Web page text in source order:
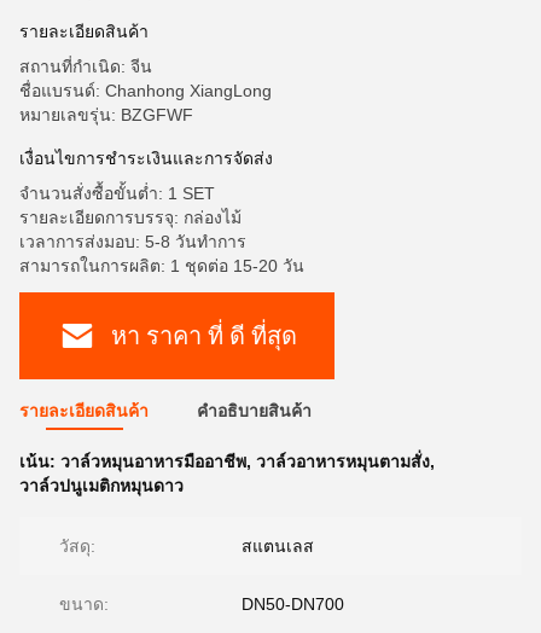
รายละเอียดสินค้า
สถานที่กำเนิด: จีน
ชื่อแบรนด์: Chanhong XiangLong
หมายเลขรุ่น: BZGFWF
เงื่อนไขการชําระเงินและการจัดส่ง
จำนวนสั่งซื้อขั้นต่ำ: 1 SET
รายละเอียดการบรรจุ: กล่องไม้
เวลาการส่งมอบ: 5-8 วันทำการ
สามารถในการผลิต: 1 ชุดต่อ 15-20 วัน
หา ราคา ที่ ดี ที่สุด
รายละเอียดสินค้า คําอธิบายสินค้า
เน้น: วาล์วหมุนอาหารมืออาชีพ, วาล์วอาหารหมุนตามสั่ง,
วาล์วปนูเมติกหมุนดาว
วัสดุ: สแตนเลส
ขนาด: DN50-DN700